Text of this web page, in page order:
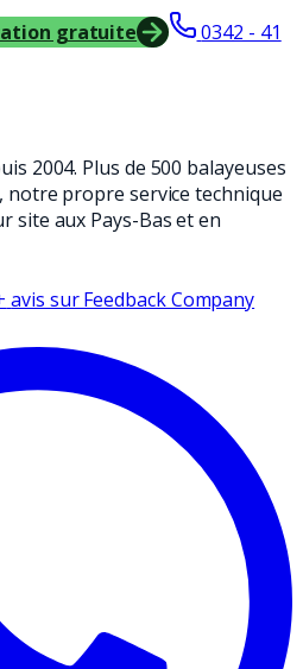
gratuite
0342 - 41
2004. Plus de 500 balayeuses
notre propre service technique
site aux Pays-Bas et en
avis sur Feedback Company